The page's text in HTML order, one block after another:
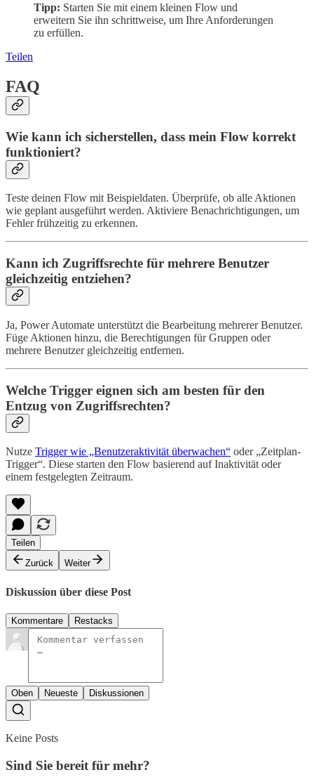
Tipp: Starten Sie mit einem kleinen Flow und
erweitern Sie ihn schrittweise, um Ihre Anforderungen
zu erfüllen.
Teilen
FAQ
Wie kann ich sicherstellen, dass mein Flow korrekt
funktioniert?
Teste deinen Flow mit Beispieldaten. Überprüfe, ob alle Aktionen
wie geplant ausgeführt werden. Aktiviere Benachrichtigungen, um
Fehler frühzeitig zu erkennen.
Kann ich Zugriffsrechte für mehrere Benutzer
gleichzeitig entziehen?
Ja, Power Automate unterstützt die Bearbeitung mehrerer Benutzer.
Füge Aktionen hinzu, die Berechtigungen für Gruppen oder
mehrere Benutzer gleichzeitig entfernen.
Welche Trigger eignen sich am besten für den
Entzug von Zugriffsrechten?
Nutze Trigger wie „Benutzeraktivität überwachen“ oder „Zeitplan-
Trigger“. Diese starten den Flow basierend auf Inaktivität oder
einem festgelegten Zeitraum.
Teilen
Zurück
Weiter
Diskussion über diese Post
Kommentare Restacks
Oben Neueste Diskussionen
Keine Posts
Sind Sie bereit für mehr?